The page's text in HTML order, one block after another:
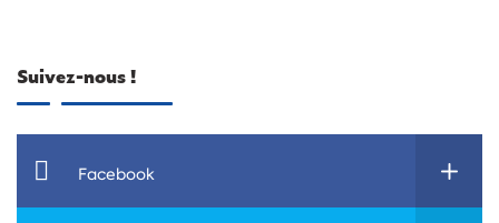
Suivez-nous !
Facebook